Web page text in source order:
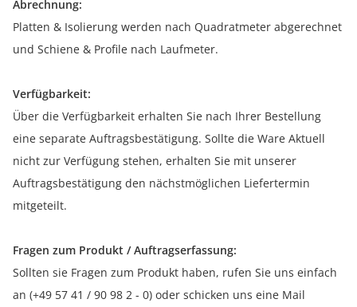
Abrechnung:
Platten & Isolierung werden nach Quadratmeter abgerechnet
und Schiene & Profile nach Laufmeter.
Verfügbarkeit:
Über die Verfügbarkeit erhalten Sie nach Ihrer Bestellung
eine separate Auftragsbestätigung. Sollte die Ware Aktuell
nicht zur Verfügung stehen, erhalten Sie mit unserer
Auftragsbestätigung den nächstmöglichen Liefertermin
mitgeteilt.
Fragen zum Produkt / Auftragserfassung:
Sollten sie Fragen zum Produkt haben, rufen Sie uns einfach
an (+49 57 41 / 90 98 2 - 0) oder schicken uns eine Mail